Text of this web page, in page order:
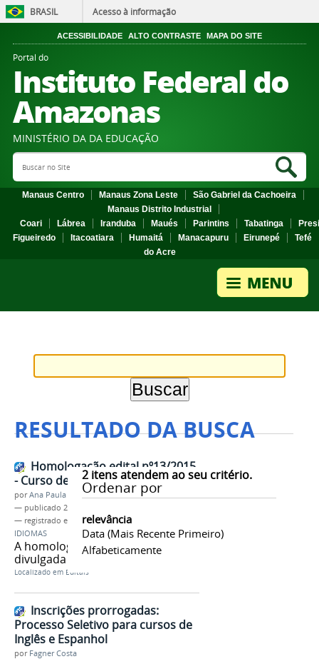
BRASIL Acesso à informação
ACESSIBILIDADE ALTO CONTRASTE MAPA DO SITE
Portal do
Instituto Federal do
Amazonas
MINISTÉRIO DA DA EDUCAÇÃO
Search Site
Manaus Centro Manaus Zona Leste
São Gabriel da Cachoeira
Manaus Distrito Industrial
Coari
Lábrea Iranduba Maués Parintins Tabatinga
Figueiredo
Itacoatiara Humaitá Manacapuru Eirunepé
Tefé
do Acre
RESULTADO DA BUSCA
2itens atendem ao seu critério.
Ordenar por
relevância
Data (mais Recente Primeiro)
Alfabeticamente
Homologação edital nº13/2015
- Curso de idiomas EaD
porAna Paula Batista
— publicado 27/07/2015
— registrado em:
Edital nº13/2015
IDIOMAS
A homologação final será
divulgada dia 29 de julho.
Localizado em Editais
Inscrições prorrogadas:
Processo Seletivo para cursos de
Inglês e Espanhol
por Fagner Costa